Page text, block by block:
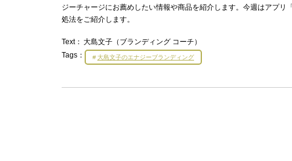
ジーチャージにお薦めしたい情報や商品を紹介します。今週はアプ
処法をご紹介します。
Text： 大島文子（ブランディング コーチ）
Tags：
大島文子のエナジーブランディング